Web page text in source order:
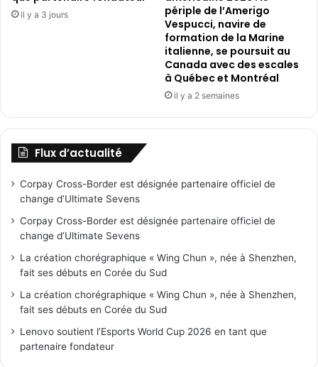
il y a 3 jours
périple de l’Amerigo
Vespucci, navire de
formation de la Marine
italienne, se poursuit au
Canada avec des escales
à Québec et Montréal
il y a 2 semaines
Flux d’actualité
Corpay Cross-Border est désignée partenaire officiel de
change d’Ultimate Sevens
Corpay Cross-Border est désignée partenaire officiel de
change d’Ultimate Sevens
La création chorégraphique « Wing Chun », née à Shenzhen,
fait ses débuts en Corée du Sud
La création chorégraphique « Wing Chun », née à Shenzhen,
fait ses débuts en Corée du Sud
Lenovo soutient l’Esports World Cup 2026 en tant que
partenaire fondateur